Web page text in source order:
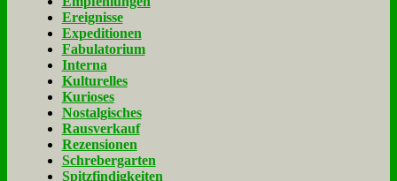
Ereignisse
Expeditionen
Fabulatorium
Interna
Kulturelles
Kurioses
Nostalgisches
Rausverkauf
Rezensionen
Schrebergarten
Spitzfindigkeiten